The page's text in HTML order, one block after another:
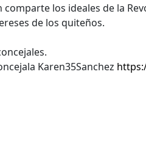
los ideales de la
de los quiteños.
Karen35Sanchez